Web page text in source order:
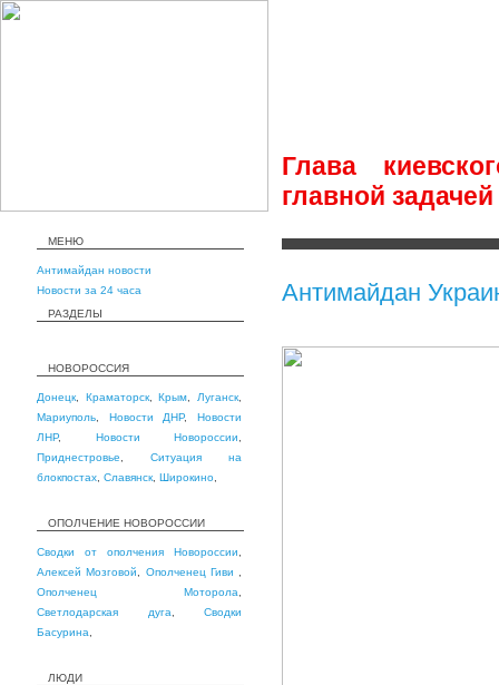
Глава
главной
МЕНЮ
Антимайдан новости
Новости за 24 часа
РАЗДЕЛЫ
НОВОРОССИЯ
Донецк Краматорск,Крым Луганск
Мариуполь
Новости ДНР,Новости
ЛНР, Новости Новороссии
Приднестровье
Ситуация на
блокпостах Славянск Широкино
ОПОЛЧЕНИЕ НОВОРОССИИ
Сводки от ополчения Новороссии
Алексей Мозговой
Ополченец Гиви
Ополченец Моторола
Светлодарская дуга
Сводки
Басурина
ЛЮДИ
Антимайдан